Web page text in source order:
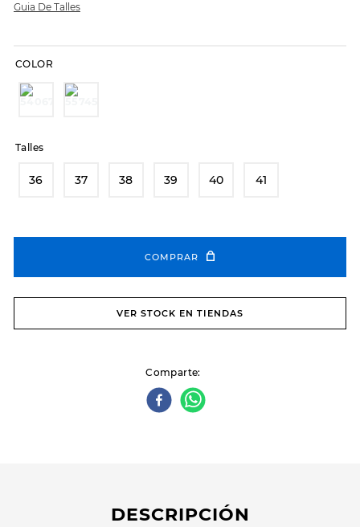
Guia De Talles
COLOR
Talles
36 37 38 39 40 41
COMPRAR
VER STOCK EN TIENDAS
Comparte
DESCRIPCIÓN